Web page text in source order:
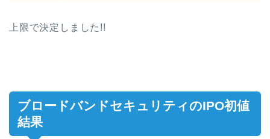
上限で決定しました!!
ブロードバンドセキュリティのIPO初値
結果